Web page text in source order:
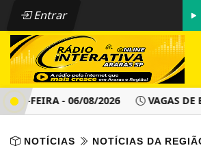
Entrar
FEIRA - 06/08/2026 VAGAS DE
NOTÍCIAS NOTÍCIAS DA